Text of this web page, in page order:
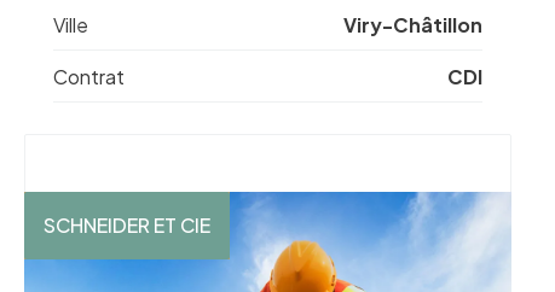
Ville Viry-Châtillon
Contrat CDI
SCHNEIDER ET CIE